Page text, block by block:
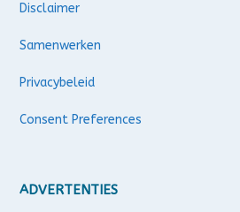
Disclaimer
Samenwerken
Privacybeleid
Consent Preferences
ADVERTENTIES